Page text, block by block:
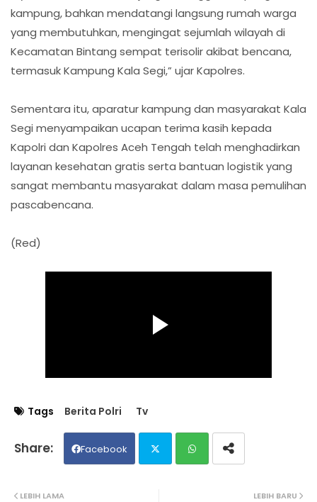
kampung, bahkan mendatangi langsung rumah warga
yang membutuhkan, mengingat sejumlah wilayah di
Kecamatan Bintang sempat terisolir akibat bencana,
termasuk Kampung Kala Segi,” ujar Kapolres.
Sementara itu, aparatur kampung dan masyarakat Kala
Segi menyampaikan ucapan terima kasih kepada
Kapolri dan Kapolres Aceh Tengah telah menghadirkan
layanan kesehatan gratis serta bantuan logistik yang
sangat membantu masyarakat dalam masa pemulihan
pascabencana.
(Red)
Tags Berita Polri Tv
Facebook
LEBIH BARU
LEBIH LAMA